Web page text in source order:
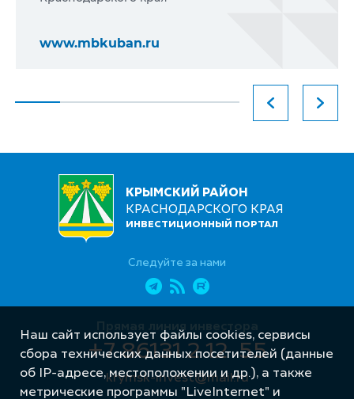
www.mbkuban.ru
КРЫМСКИЙ РАЙОН
КРАСНОДАРСКОГО КРАЯ
ИНВЕСТИЦИОННЫЙ ПОРТАЛ
Следуйте за нами
Прямая линия инвестора
+7 86131 2 12 55
krymsk-invest@mail.ru
Наш сайт использует файлы cookies, сервисы
сбора технических данных посетителей (данные
об IP-адресе, местоположении и др.), а также
метрические программы "LiveInternet" и